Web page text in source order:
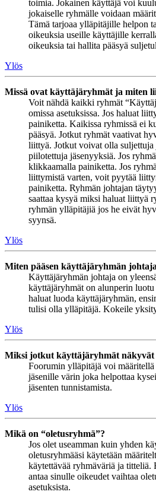
toimia. Jokainen käyttäjä voi
jokaiselle ryhmälle voidaan
Tämä tarjoaa ylläpitäjille helpon
oikeuksia useille käyttäjille
oikeuksia tai hallita pääsyä
Ylös
Missä ovat käyttäjäryhmät ja miten
Voit nähdä kaikki ryhmät
omissa asetuksissa. Jos haluat
painiketta. Kaikissa ryhmissä ei
pääsyä. Jotkut ryhmät vaativat
liittyä. Jotkut voivat olla
piilotettuja jäsenyyksiä. Jos
klikkaamalla painiketta. Jos
liittymistä varten, voit pyytää
painiketta. Ryhmän johtajan
saattaa kysyä miksi haluat liittyä
ryhmän ylläpitäjiä jos he eivät
syynsä.
Ylös
Miten pääsen käyttäjäryhmän
Käyttäjäryhmän johtaja on
käyttäjäryhmät on alunperin
haluat luoda käyttäjäryhmän,
tulisi olla ylläpitäjä. Kokeile
Ylös
Miksi jotkut käyttäjäryhmät näkyvät
Foorumin ylläpitäjä voi
jäsenille värin joka helpottaa
jäsenten tunnistamista.
Ylös
Mikä on “oletusryhmä”?
Jos olet useamman kuin yhden
oletusryhmääsi käytetään
käytettävää ryhmäväriä ja titteliä.
antaa sinulle oikeudet vaihtaa
asetuksista.